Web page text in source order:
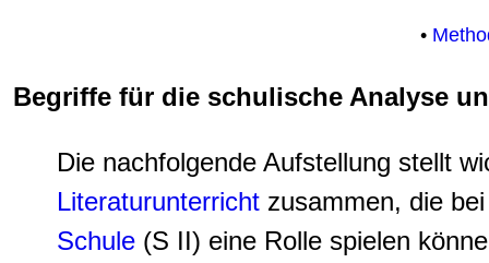
•
Begriffe für die schulische Analyse
Die nachfolgende Aufstellung stellt
Literaturunterricht zusammen, die
Schule (S II) eine Rolle spielen